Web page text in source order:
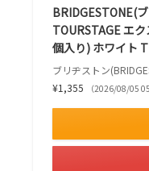
BRIDGESTONE(
TOURSTAGE エ
個入り) ホワイト
ブリヂストン
¥1,355
（2026/08/05